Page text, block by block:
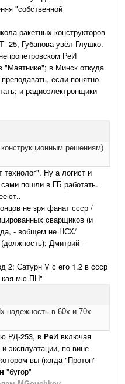
"собственной
ракетных конструкторов
25, Губанова увёл Глушко.
РеИ
"Маятнике"; в Минск откуда
если понятно
и радиоэлектронщики
решениям)
технолог". Ну а логист и
пошли в ГБ работать.
не зря фанат ссср /
сварщиков (и
да, - вобщем не НСХ/
Дмитрий -
2; Сатурн V с его 1.2 в ссср
кая мю-ПН"
надежность в 60х и 70х
РД-253, в РеИ включая
эксплуатации, по вине
вы (когда "Протон"
"бугор"